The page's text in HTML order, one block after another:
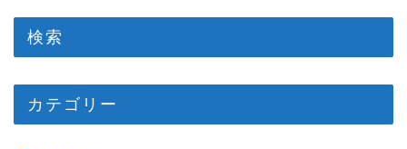
検索
カテゴリー